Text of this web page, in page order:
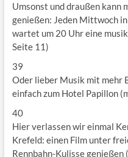
Umsonst und draußen kann
genießen: Jeden Mittwoch
wartet um 20 Uhr eine
Seite 11)
39
Oder lieber Musik mit mehr
einfach zum Hotel Papillon
40
Hier verlassen wir einmal
Krefeld: einen Film unter
Rennbahn-Kulisse genießen